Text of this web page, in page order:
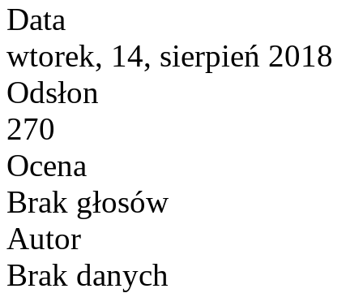
Data
wtorek, 14, sierpień 2018
Odsłon
270
Ocena
Brak głosów
Autor
Brak danych